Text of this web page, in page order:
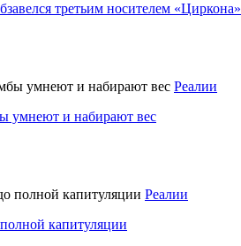
третьим носителем «Циркона»
Реалии
умнеют и набирают вес
Реалии
капитуляции